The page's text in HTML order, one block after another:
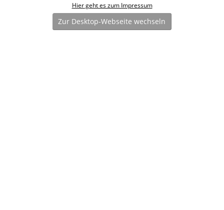
Hier geht es zum Impressum
Zur Desktop-Webseite wechseln